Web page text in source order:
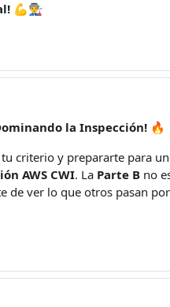
💪👨‍🏭
la Inspección! 🔥
criterio y prepararte para
AWS CWI. La Parte B no
de ver lo que otros pasan